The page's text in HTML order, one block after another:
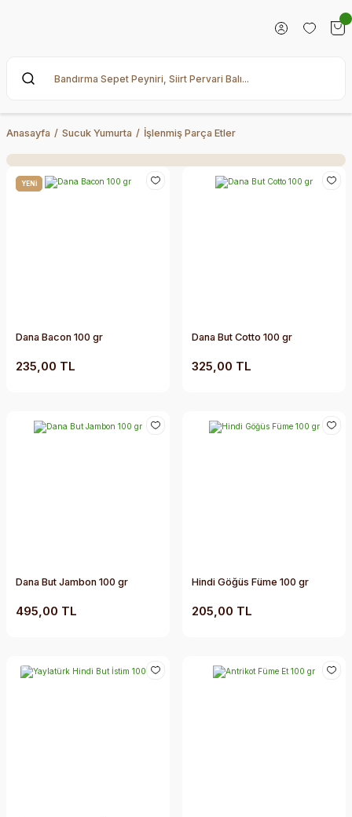
Anasayfa Sucuk Yumurta İşlenmiş Parça Etler
YENİ
Dana Bacon 100 gr
235,00 TL
Dana But Cotto 100 gr
325,00 TL
Dana But Jambon 100 gr
495,00 TL
Hindi Göğüs Füme 100 gr
205,00 TL